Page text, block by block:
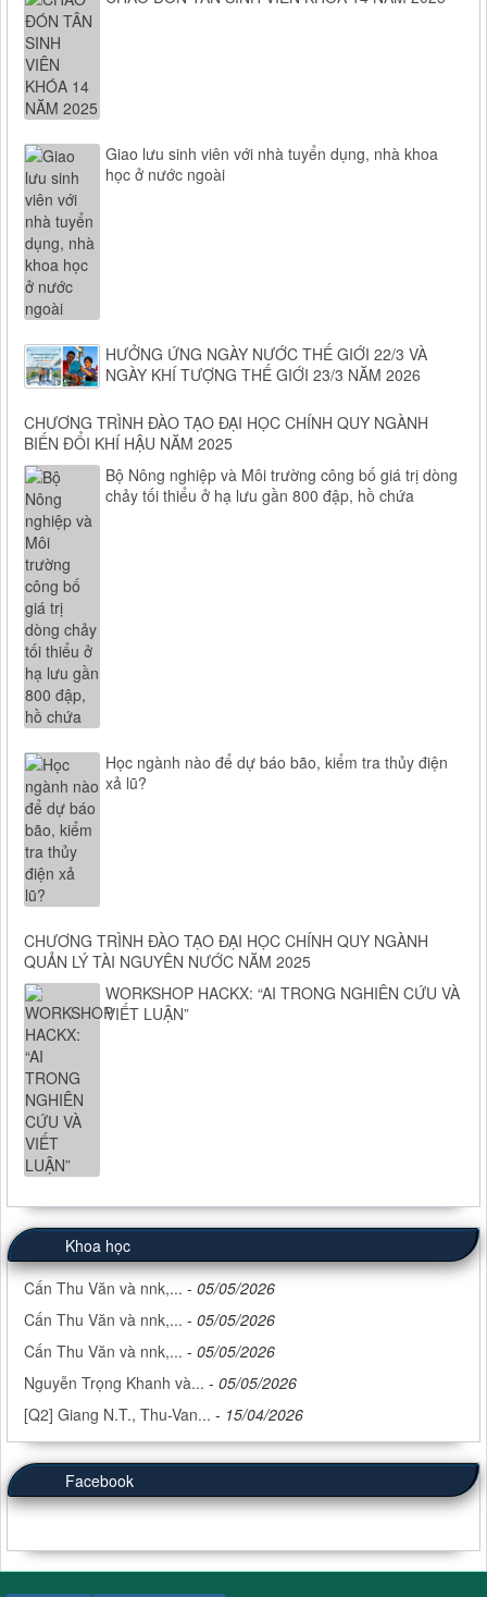
Giao lưu sinh viên với nhà tuyển dụng, nhà khoa
học ở nước ngoài
HƯỞNG ỨNG NGÀY NƯỚC THẾ GIỚI 22/3 VÀ
NGÀY KHÍ TƯỢNG THẾ GIỚI 23/3 NĂM 2026
CHƯƠNG TRÌNH ĐÀO TẠO ĐẠI HỌC CHÍNH QUY NGÀNH
BIẾN ĐỔI KHÍ HẬU NĂM 2025
Bộ Nông nghiệp và Môi trường công bố giá trị dòng
chảy tối thiểu ở hạ lưu gần 800 đập, hồ chứa
Học ngành nào để dự báo bão, kiểm tra thủy điện
xả lũ?
CHƯƠNG TRÌNH ĐÀO TẠO ĐẠI HỌC CHÍNH QUY NGÀNH
QUẢN LÝ TÀI NGUYÊN NƯỚC NĂM 2025
WORKSHOP HACKX: “AI TRONG NGHIÊN CỨU VÀ
VIẾT LUẬN”
Khoa học
Cấn Thu Văn và nnk,... - 05/05/2026
Cấn Thu Văn và nnk,... - 05/05/2026
Cấn Thu Văn và nnk,... - 05/05/2026
Nguyễn Trọng Khanh và... - 05/05/2026
[Q2] Giang N.T., Thu-Van... - 15/04/2026
Facebook